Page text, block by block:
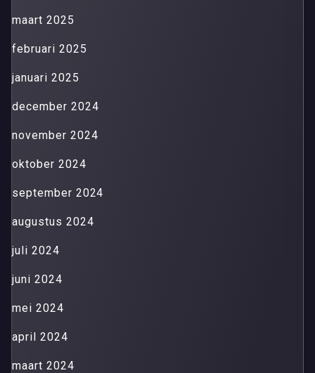
maart 2025
februari 2025
januari 2025
december 2024
november 2024
oktober 2024
september 2024
augustus 2024
juli 2024
juni 2024
mei 2024
april 2024
maart 2024